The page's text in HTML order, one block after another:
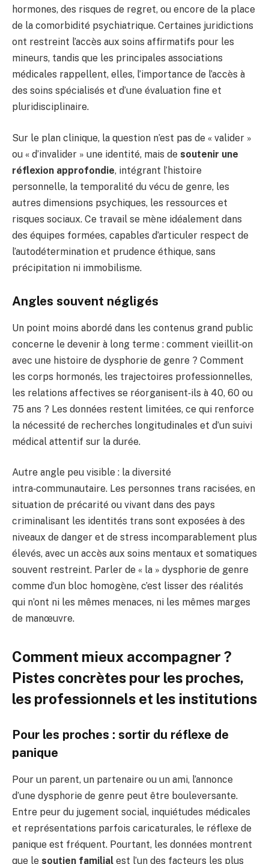
hormones, des risques de regret, ou encore de la place
de la comorbidité psychiatrique. Certaines juridictions
ont restreint l’accès aux soins affirmatifs pour les
mineurs, tandis que les principales associations
médicales rappellent, elles, l’importance de l’accès à
des soins spécialisés et d’une évaluation fine et
pluridisciplinaire.
Sur le plan clinique, la question n’est pas de « valider »
ou « d’invalider » une identité, mais de soutenir une
réflexion approfondie, intégrant l’histoire
personnelle, la temporalité du vécu de genre, les
autres dimensions psychiques, les ressources et
risques sociaux. Ce travail se mène idéalement dans
des équipes formées, capables d’articuler respect de
l’autodétermination et prudence éthique, sans
précipitation ni immobilisme.
Angles souvent négligés
Un point moins abordé dans les contenus grand public
concerne le devenir à long terme : comment vieillit‑on
avec une histoire de dysphorie de genre ? Comment
les corps hormonés, les trajectoires professionnelles,
les relations affectives se réorganisent‑ils à 40, 60 ou
75 ans ? Les données restent limitées, ce qui renforce
la nécessité de recherches longitudinales et d’un suivi
médical attentif sur la durée.
Autre angle peu visible : la diversité
intra‑communautaire. Les personnes trans racisées, en
situation de précarité ou vivant dans des pays
criminalisant les identités trans sont exposées à des
niveaux de danger et de stress incomparablement plus
élevés, avec un accès aux soins mentaux et somatiques
souvent restreint. Parler de « la » dysphorie de genre
comme d’un bloc homogène, c’est lisser des réalités
qui n’ont ni les mêmes menaces, ni les mêmes marges
de manœuvre.
Comment mieux accompagner ?
Pistes concrètes pour les proches,
les professionnels et les institutions
Pour les proches : sortir du réflexe de
panique
Pour un parent, un partenaire ou un ami, l’annonce
d’une dysphorie de genre peut être bouleversante.
Entre peur du jugement social, inquiétudes médicales
et représentations parfois caricaturales, le réflexe de
panique est fréquent. Pourtant, les données montrent
que le soutien familial est l’un des facteurs les plus